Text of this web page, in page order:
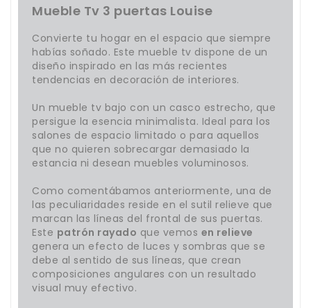
Mueble Tv 3 puertas Louise
Convierte tu hogar en el espacio que siempre
habías soñado. Este mueble tv dispone de un
diseño inspirado en las más recientes
tendencias en decoración de interiores.
Un mueble tv bajo con un casco estrecho, que
persigue la esencia minimalista. Ideal para los
salones de espacio limitado o para aquellos
que no quieren sobrecargar demasiado la
estancia ni desean muebles voluminosos.
Como comentábamos anteriormente, una de
las peculiaridades reside en el sutil relieve que
marcan las líneas del frontal de sus puertas.
Este patrón rayado que vemos en relieve
genera un efecto de luces y sombras que se
debe al sentido de sus líneas, que crean
composiciones angulares con un resultado
visual muy efectivo.